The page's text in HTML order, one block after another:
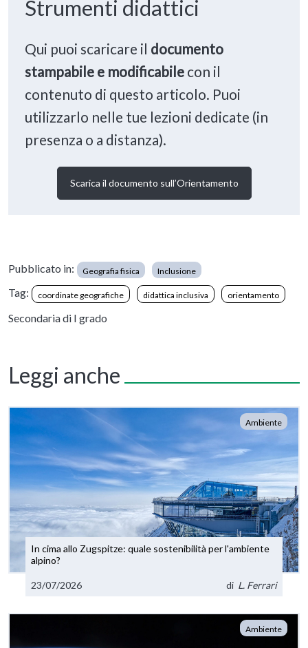
Strumenti didattici
Qui puoi scaricare il documento
stampabile e modificabile con il
contenuto di questo articolo. Puoi
utilizzarlo nelle tue lezioni dedicate (in
presenza o a distanza).
Scarica il documento sull’Orientamento
Pubblicato in: Geografia fisica Inclusione
Tag: coordinate geografiche didattica inclusiva orientamento
Secondaria di I grado
Leggi anche
Ambiente
In cima allo Zugspitze: quale sostenibilità per l'ambiente
alpino?
23/07/2026 di L. Ferrari
Ambiente